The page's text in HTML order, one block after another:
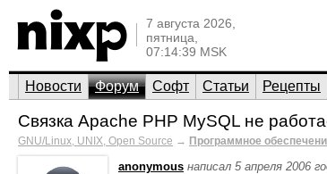
7 августа 2026,
пятница,
07:14:39 MSK
Новости Форум Софт Статьи Рецепты
Связка Apache PHP MySQL не
GNU/Linux, UNIX, Open Source → Программное
anonymous написал 5 апреля 2006